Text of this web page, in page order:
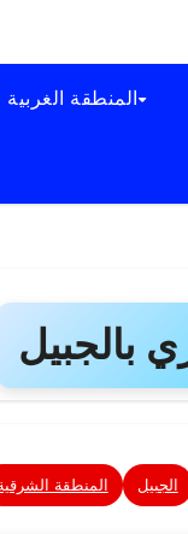
المنطقة الغربية
بالجبيل
الجبيل المنطقة